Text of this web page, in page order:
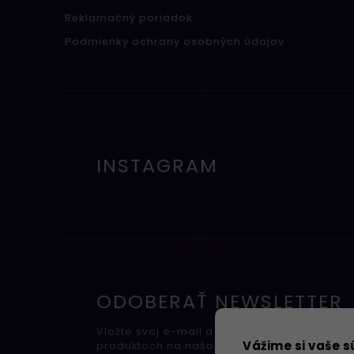
Vážime si vaše
Reklamačný poriadok
Podmienky ochrany osobných údajov
INSTAGRAM
ODOBERAŤ NEWSLETTER
Vložte svoj e-mail a my Vám budeme
produktoch na našom e-shope.